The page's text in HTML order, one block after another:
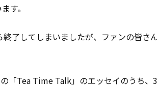
す。
了してしまいましたが、ファンの皆さ
「Tea Time Talk」のエッセイのうち、